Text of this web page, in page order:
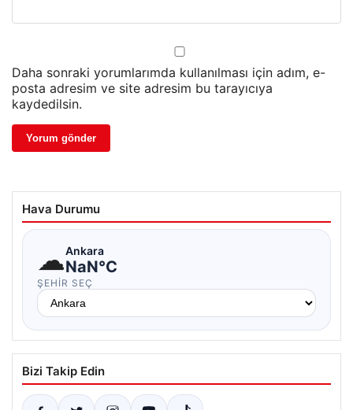
Daha sonraki yorumlarımda kullanılması için adım, e-
posta adresim ve site adresim bu tarayıcıya
kaydedilsin.
Hava Durumu
☁Ankara
NaN°C
ŞEHIR SEÇ
Bizi Takip Edin